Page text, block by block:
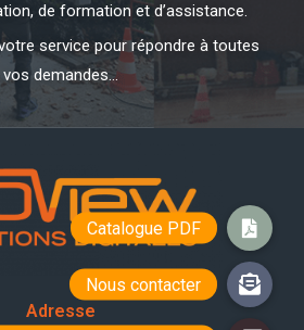
de formation et d’assistance.
service pour répondre à toutes
vos demandes…
Adresse